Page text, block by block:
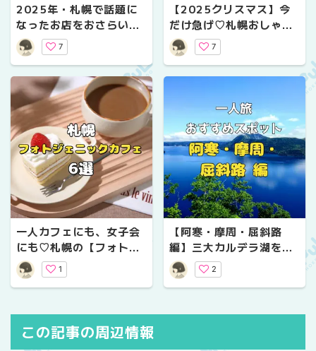
2025年・札幌で話題に
なったお店をおさらい！
NEWスイーツスポット4
選
7
【2025クリスマス】今
だけ急げ♡札幌おしゃれ
カフェのクリスマス限定
スイーツ5選
7
一人カフェにも、女子会
にも♡札幌の【フォトジ
ェニックカフェ】6選
1
【阿寒・摩周・屈斜路
編】三大カルデラ湖をめ
ぐって爽快ドライブ！雄
大な自然を満喫する「一
人旅」おすすめスポット
2
この記事の周辺情報